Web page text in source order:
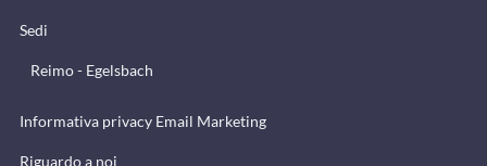
Sedi
Reimo - Egelsbach
Informativa privacy Email Marketing
Riguardo a noi